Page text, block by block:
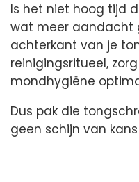
Is het niet hoog tijd
wat meer aandacht
achterkant van je
reinigingsritueel,
mondhygiëne
Dus pak die
geen schijn van